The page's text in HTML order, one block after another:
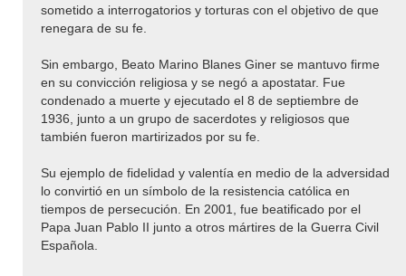
sometido a interrogatorios y torturas con el objetivo de que
renegara de su fe.
Sin embargo, Beato Marino Blanes Giner se mantuvo firme
en su convicción religiosa y se negó a apostatar. Fue
condenado a muerte y ejecutado el 8 de septiembre de
1936, junto a un grupo de sacerdotes y religiosos que
también fueron martirizados por su fe.
Su ejemplo de fidelidad y valentía en medio de la adversidad
lo convirtió en un símbolo de la resistencia católica en
tiempos de persecución. En 2001, fue beatificado por el
Papa Juan Pablo II junto a otros mártires de la Guerra Civil
Española.